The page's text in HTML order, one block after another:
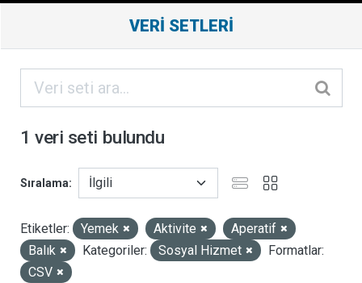
Sonuçları
ORGANIZASYONLAR
KATEGORILER
ETIKETLER
LISANSLAR
VERI SETLERI
1 veri seti bulundu
Sıralama
Etiketler: Yemek Aktivite
Aperatif
Balık
Kategoriler: Sosyal Hizmet
Formatlar:
CSV